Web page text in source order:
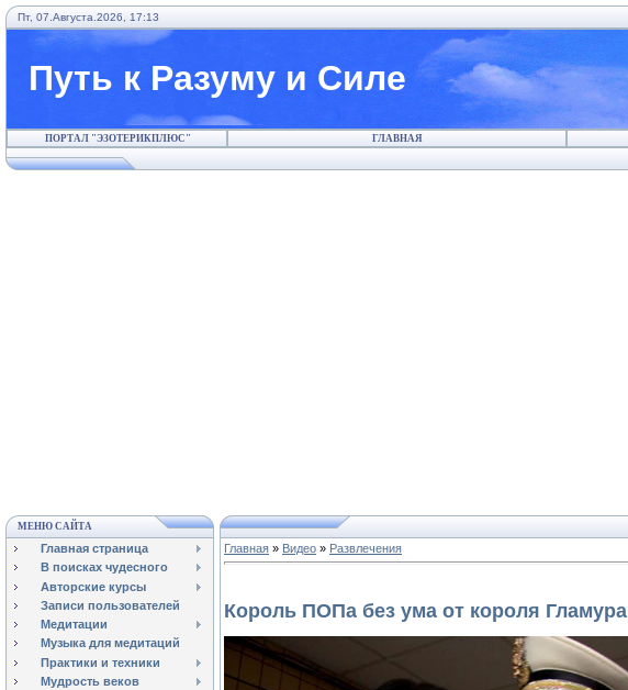
Пт, 07.Августа.2026, 17:13
Путь к Разуму и Силе
ПОРТАЛ "ЭЗОТЕРИКПЛЮС" ГЛАВНАЯ
МЕНЮ САЙТА
Главная страница
В поисках чудесного
Авторские курсы
Записи пользователей
Медитации
Музыка для медитаций
Практики и техники
Мудрость веков
Главная » Видео » Развлечения
Король ПОПа без ума от короля Гламура